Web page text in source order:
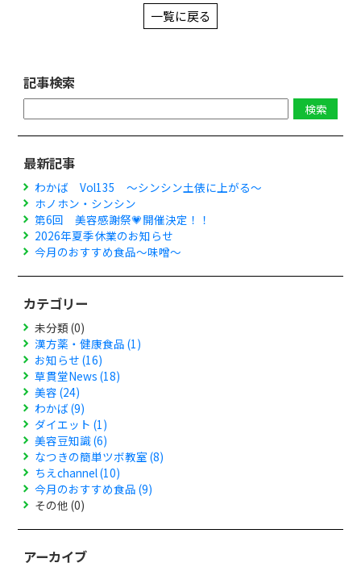
一覧に戻る
記事検索
最新記事
わかば Vol135 ～シンシン土俵に上がる～
ホノホン・シンシン
第6回 美容感謝祭💗開催決定！！
2026年夏季休業のお知らせ
今月のおすすめ食品～味噌～
カテゴリー
未分類 (0)
漢方薬・健康食品 (1)
お知らせ (16)
草貫堂News (18)
美容 (24)
わかば (9)
ダイエット (1)
美容豆知識 (6)
なつきの簡単ツボ教室 (8)
ちえchannel (10)
今月のおすすめ食品 (9)
その他 (0)
アーカイブ